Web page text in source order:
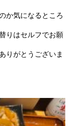
か気になるところ
りはセルフでお願
りがとうございま